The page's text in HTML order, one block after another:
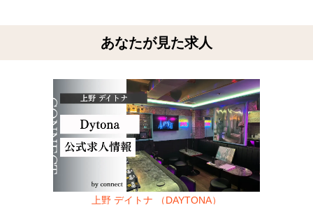
あなたが見た求人
上野 デイトナ （DAYTONA）